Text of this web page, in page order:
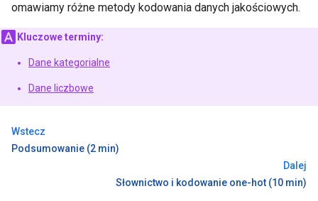
omawiamy różne metody kodowania danych jakościowych.
Kluczowe terminy:
Dane kategorialne
Dane liczbowe
Wstecz
Podsumowanie (2 min)
Dalej
Słownictwo i kodowanie one-hot (10 min)